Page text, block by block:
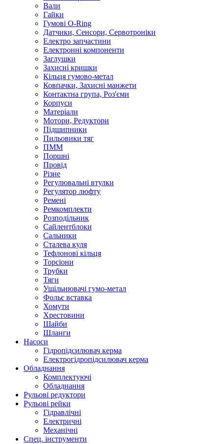
Вали
Гайки
Гумові O-Ring
Датчики, Сенсори, Сервотроніки
Електро запчастини
Електронні компоненти
Заглушки
Захисні кришки
Кільця гумово-метал
Ковпачки, Захисні манжети
Контактна група, Роз'єми
Корпуси
Матеріали
Мотори, Редуктори
Підшипники
Пильовики тяг
ПММ
Поршні
Провід
Різне
Регулювальні втулки
Регулятор люфту
Ремені
Ремкомплекти
Розподільник
Сайлентблоки
Сальники
Сталева куля
Тефлонові кільця
Торсіони
Трубки
Тяги
Ущільнювачі гумо-метал
Фольє вставка
Хомути
Хрестовини
Шайби
Шланги
Насоси
Гідропідсилювач керма
Електрогідропідсилювач керма
Обладнання
Комплектуючі
Обладнання
Рульові редуктори
Рульові рейки
Гідравлічні
Електричні
Механічні
Спец. інструменти